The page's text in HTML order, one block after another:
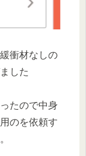
衝材なしの
した
たので中身
のを依頼す